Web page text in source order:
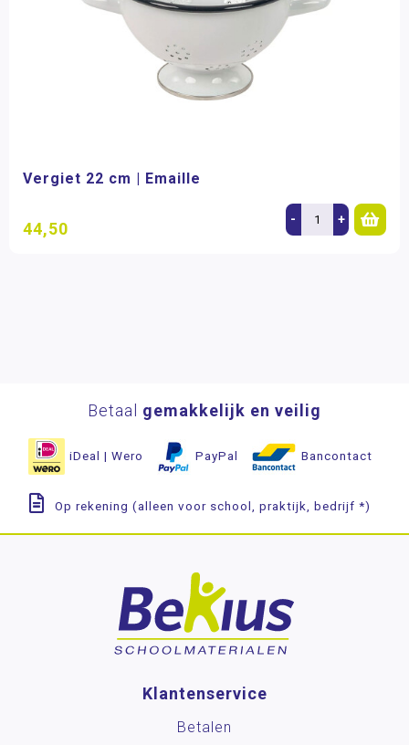
Vergiet 22 cm | Emaille
44,50 - +
Betaal gemakkelijk en veilig
iDeal | Wero PayPal Bancontact
Op rekening (alleen voor school, praktijk, bedrijf *)
Klantenservice
Betalen